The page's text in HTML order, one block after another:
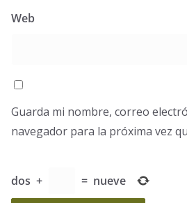
Web
Guarda mi nombre, correo
navegador para la próxima vez
dos + = nueve